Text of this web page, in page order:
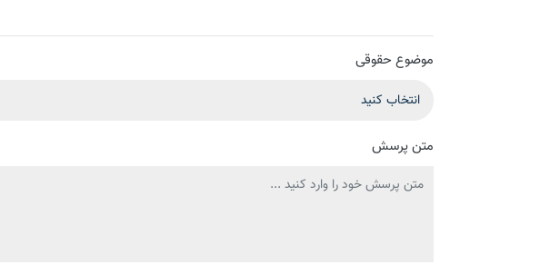
موضوع حقوقی
متن پرسش